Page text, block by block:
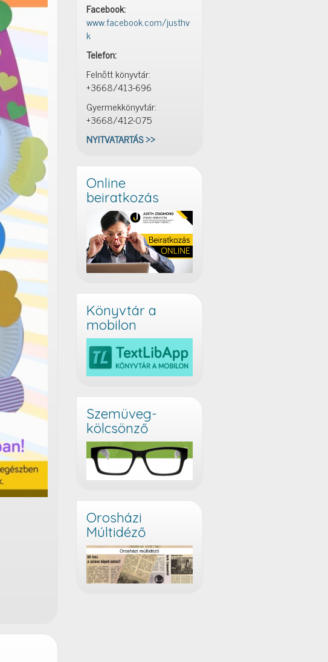
Facebook:
www.facebook.com/justhv
k
Telefon:
Felnőtt könyvtár:
+3668/413-696
Gyermekkönyvtár:
+3668/412-075
NYITVATARTÁS >>
Online
beiratkozás
Könyvtár a
mobilon
Szemüveg-
kölcsönző
Orosházi
Múltidéző